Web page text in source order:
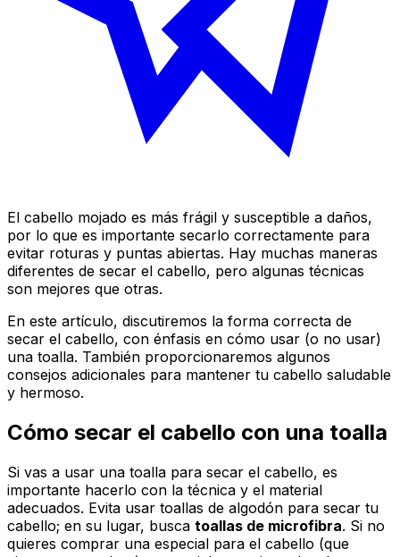
El cabello mojado es más frágil y susceptible a daños,
por lo que es importante secarlo correctamente para
evitar roturas y puntas abiertas. Hay muchas maneras
diferentes de secar el cabello, pero algunas técnicas
son mejores que otras.
En este artículo, discutiremos la forma correcta de
secar el cabello, con énfasis en cómo usar (o no usar)
una toalla. También proporcionaremos algunos
consejos adicionales para mantener tu cabello saludable
y hermoso.
Cómo secar el cabello con una toalla
Si vas a usar una toalla para secar el cabello, es
importante hacerlo con la técnica y el material
adecuados. Evita usar toallas de algodón para secar tu
cabello; en su lugar, busca toallas de microfibra. Si no
quieres comprar una especial para el cabello (que